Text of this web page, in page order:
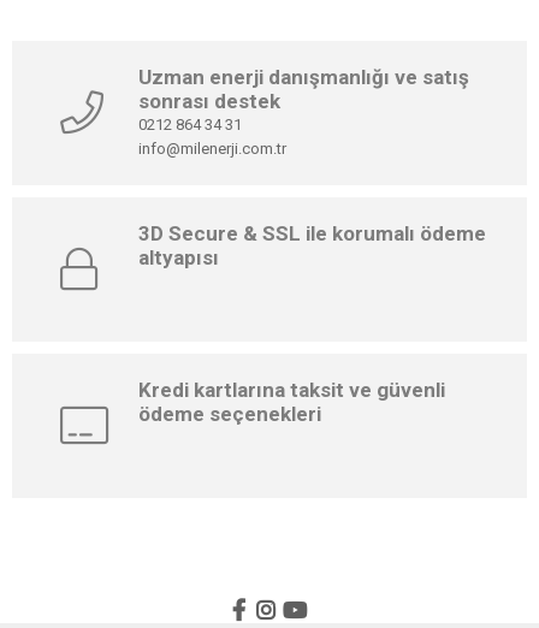
Uzman enerji danışmanlığı ve satış
sonrası destek
0212 864 34 31
info@milenerji.com.tr
3D Secure & SSL ile korumalı ödeme
altyapısı
Kredi kartlarına taksit ve güvenli
ödeme seçenekleri